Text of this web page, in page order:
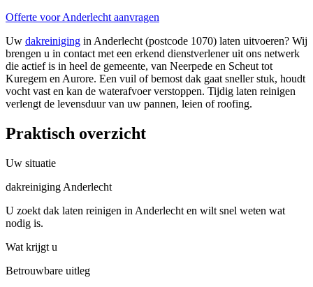
Offerte voor Anderlecht aanvragen
Uw dakreiniging in Anderlecht (postcode 1070) laten uitvoeren? Wij
brengen u in contact met een erkend dienstverlener uit ons netwerk
die actief is in heel de gemeente, van Neerpede en Scheut tot
Kuregem en Aurore. Een vuil of bemost dak gaat sneller stuk, houdt
vocht vast en kan de waterafvoer verstoppen. Tijdig laten reinigen
verlengt de levensduur van uw pannen, leien of roofing.
Praktisch overzicht
Uw situatie
dakreiniging Anderlecht
U zoekt dak laten reinigen in Anderlecht en wilt snel weten wat
nodig is.
Wat krijgt u
Betrouwbare uitleg